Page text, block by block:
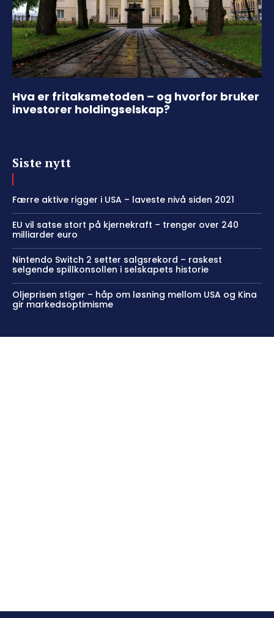
Hva er fritaksmetoden – og hvorfor bruker
investorer holdingselskap?
Siste nytt
Færre aktive rigger i USA – laveste nivå siden 2021
EU vil satse stort på kjernekraft – trenger over 240
milliarder euro
Nintendo Switch 2 setter salgsrekord – raskest
selgende spillkonsollen i selskapets historie
Oljeprisen stiger – håp om løsning mellom USA og Kina
gir markedsoptimisme